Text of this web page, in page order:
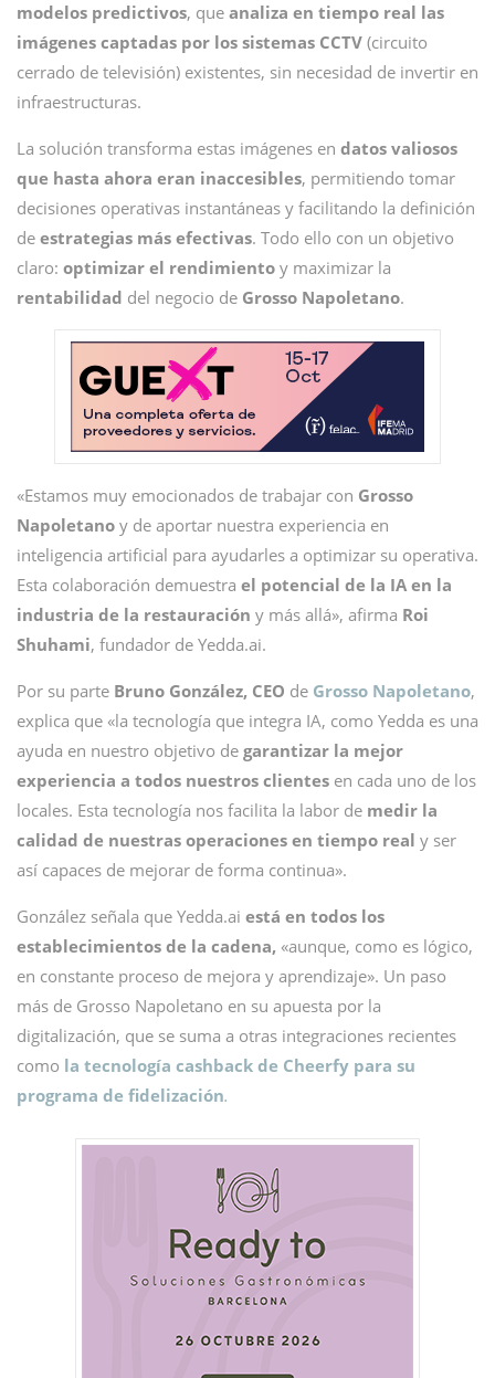
modelos predictivos, que analiza en tiempo real las
imágenes captadas por los sistemas CCTV (circuito
cerrado de televisión) existentes, sin necesidad de invertir en
infraestructuras.
La solución transforma estas imágenes en datos valiosos
que hasta ahora eran inaccesibles, permitiendo tomar
decisiones operativas instantáneas y facilitando la definición
de estrategias más efectivas. Todo ello con un objetivo
claro: optimizar el rendimiento y maximizar la
rentabilidad del negocio de Grosso Napoletano.
«Estamos muy emocionados de trabajar con Grosso
Napoletano y de aportar nuestra experiencia en
inteligencia artificial para ayudarles a optimizar su operativa.
Esta colaboración demuestra el potencial de la IA en la
industria de la restauración y más allá», afirma Roi
Shuhami, fundador de Yedda.ai.
Por su parte Bruno González, CEO de Grosso Napoletano,
explica que «la tecnología que integra IA, como Yedda es una
ayuda en nuestro objetivo de garantizar la mejor
experiencia a todos nuestros clientes en cada uno de los
locales. Esta tecnología nos facilita la labor de medir la
calidad de nuestras operaciones en tiempo real y ser
así capaces de mejorar de forma continua».
González señala que Yedda.ai está en todos los
establecimientos de la cadena, «aunque, como es lógico,
en constante proceso de mejora y aprendizaje». Un paso
más de Grosso Napoletano en su apuesta por la
digitalización, que se suma a otras integraciones recientes
como la tecnología cashback de Cheerfy para su
programa de fidelización.